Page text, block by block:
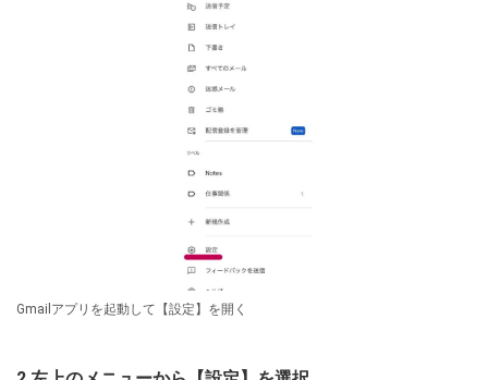
Gmailアプリを起動して【設定】を開く